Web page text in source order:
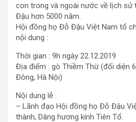
con trong và ngoài nước về lịch sử
Đậu hơn 5000 năm.
Hội đồng họ Đỗ Đậu Việt Nam tổ
nội dung :
Thời gian : 9h ngày 22.12.2019
Địa điểm : gò Thiềm Thừ (đối diện
Đông, Hà Nội)
Nội dung lễ :
– Lãnh đạo Hội đồng họ Đỗ Đậu
thành, Dâng hương kính Tiên Tổ.